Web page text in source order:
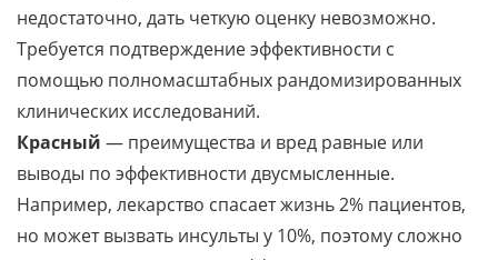
недостаточно, дать четкую оценку невозможно.
Требуется подтверждение эффективности с
помощью полномасштабных рандомизированных
клинических исследований.
Красный — преимущества и вред равные или
выводы по эффективности двусмысленные.
Например, лекарство спасает жизнь 2% пациентов,
но может вызвать инсульты у 10%, поэтому сложно